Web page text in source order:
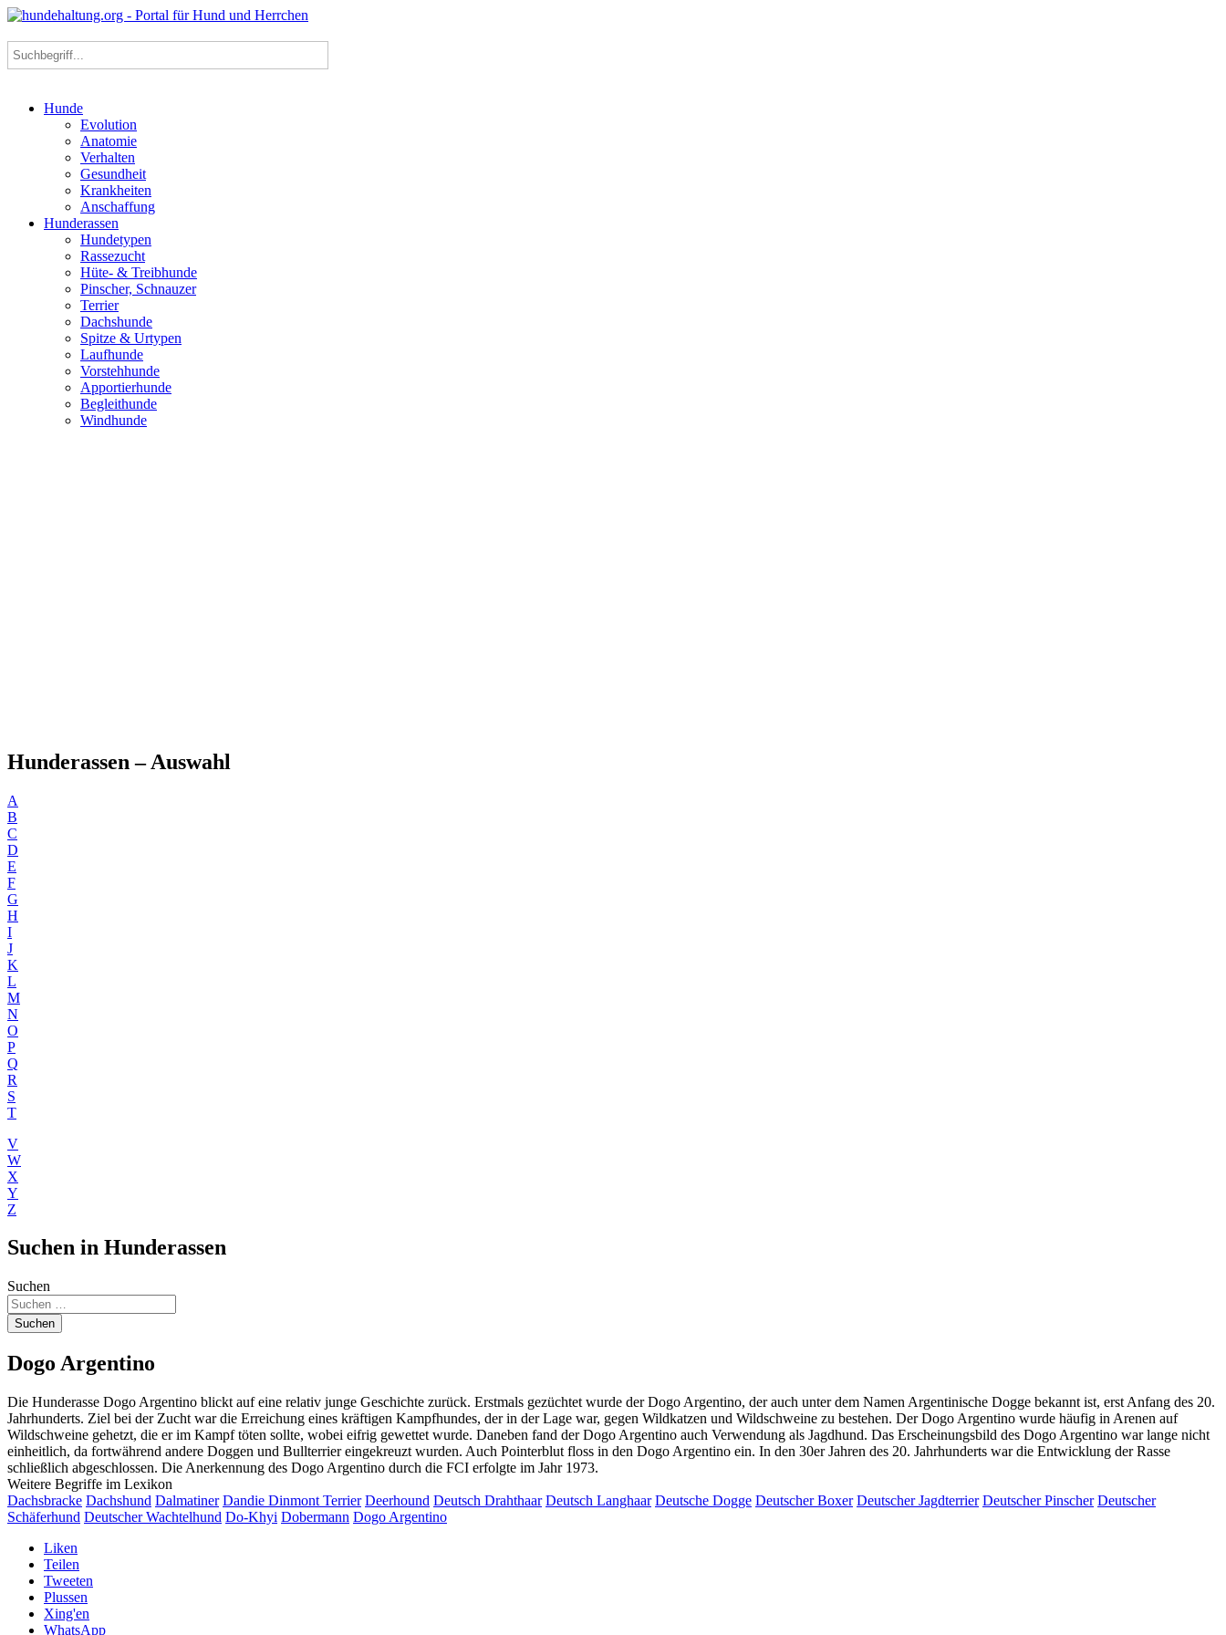
Hunde
Evolution
Anatomie
Verhalten
Gesundheit
Krankheiten
Anschaffung
Hunderassen
Hundetypen
Rassezucht
Hüte- & Treibhunde
Pinscher, Schnauzer
Terrier
Dachshunde
Spitze & Urtypen
Laufhunde
Vorstehhunde
Apportierhunde
Begleithunde
Windhunde
Hunderassen – Auswahl
A
B
C
D
E
F
G
H
I
J
K
L
M
N
O
P
Q
R
S
T
V
W
X
Y
Z
Suchen in Hunderassen
Suchen
Suchen
Dogo Argentino
Die Hunderasse Dogo Argentino blickt auf eine relativ junge Geschichte zurück. Erstmals gezüchtet wurde der Dogo Argentino, der auch unter dem Namen Argentinische Dogge bekannt ist, erst Anfang des 20.
Jahrhunderts. Ziel bei der Zucht war die Erreichung eines kräftigen Kampfhundes, der in der Lage war, gegen Wildkatzen und Wildschweine zu bestehen. Der Dogo Argentino wurde häufig in Arenen auf
Wildschweine gehetzt, die er im Kampf töten sollte, wobei eifrig gewettet wurde. Daneben fand der Dogo Argentino auch Verwendung als Jagdhund. Das Erscheinungsbild des Dogo Argentino war lange nicht
einheitlich, da fortwährend andere Doggen und Bullterrier eingekreuzt wurden. Auch Pointerblut floss in den Dogo Argentino ein. In den 30er Jahren des 20. Jahrhunderts war die Entwicklung der Rasse
schließlich abgeschlossen. Die Anerkennung des Dogo Argentino durch die FCI erfolgte im Jahr 1973.
Weitere Begriffe im Lexikon
Dachsbracke Dachshund Dalmatiner Dandie Dinmont Terrier Deerhound Deutsch Drahthaar Deutsch Langhaar Deutsche Dogge Deutscher Boxer Deutscher Jagdterrier Deutscher Pinscher Deutscher
Schäferhund Deutscher Wachtelhund Do-Khyi Dobermann Dogo Argentino
Liken
Teilen
Tweeten
Plussen
Xing'en
WhatsApp